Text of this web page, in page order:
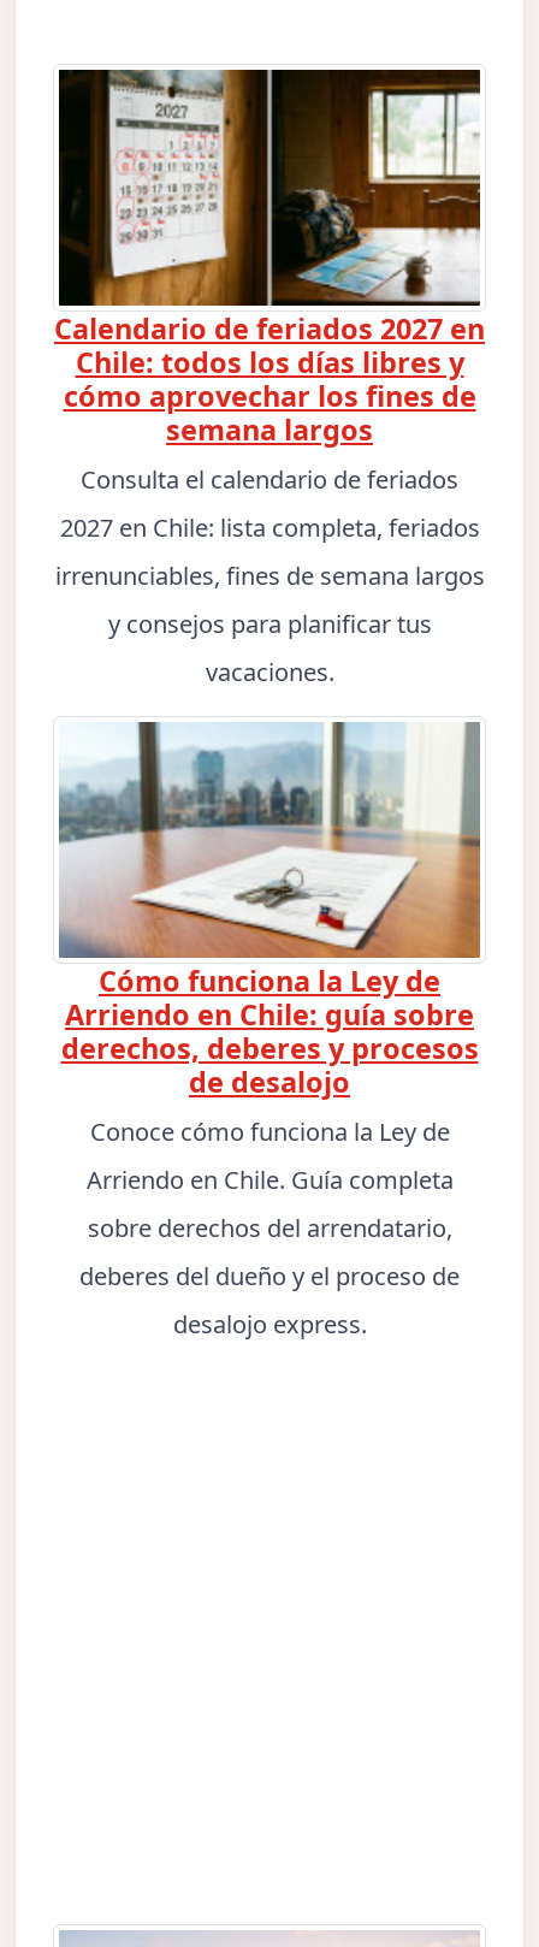
Calendario de feriados 2027 en
Chile: todos los días libres y
cómo aprovechar los fines de
semana largos
Consulta el calendario de feriados
2027 en Chile: lista completa, feriados
irrenunciables, fines de semana largos
y consejos para planificar tus
vacaciones.
Cómo funciona la Ley de
Arriendo en Chile: guía sobre
derechos, deberes y procesos
de desalojo
Conoce cómo funciona la Ley de
Arriendo en Chile. Guía completa
sobre derechos del arrendatario,
deberes del dueño y el proceso de
desalojo express.